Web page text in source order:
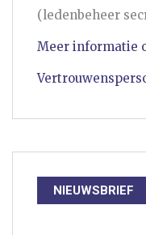
(ledenbeheer
Meer informatie
NIEUWSBRIEF